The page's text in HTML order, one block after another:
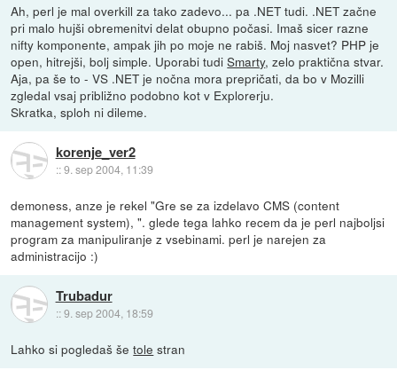
Ah, perl je mal overkill za tako zadevo... pa .NET tudi. .NET začne
pri malo hujši obremenitvi delat obupno počasi. Imaš sicer razne
nifty komponente, ampak jih po moje ne rabiš. Moj nasvet? PHP je
open, hitrejši, bolj simple. Uporabi tudiSmarty, zelo praktična stvar.
Aja, pa še to - VS .NET je nočna mora prepričati, da bo v Mozilli
zgledal vsaj približno podobno kot v Explorerju.
Skratka, sploh ni dileme.
korenje_ver2
::9. sep 2004, 11:39
demoness, anze je rekel "Gre se za izdelavo CMS (content
management system), ". glede tega lahko recem da je perl najboljsi
program za manipuliranje z vsebinami. perl je narejen za
administracijo :)
Trubadur
::9. sep 2004, 18:59
Lahko si pogledaš šetole stran